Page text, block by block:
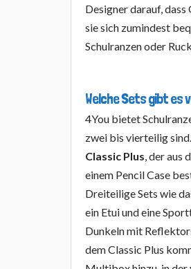
Designer darauf,
sie sich zumindest
Schulranzen oder
Welche Sets gibt es
4You bietet
zwei bis vierteilig
Classic Plus, der aus
einem Pencil Case
Dreiteilige Sets wie
ein Etui und eine
Dunkeln mit
dem Classic Plus